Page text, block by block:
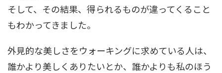
そして、その結果、得られるものが違ってくること
もわかってきました。
外見的な美しさをウォーキングに求めている人は、
誰かより美しくありたいとか、誰かよりも私のほう